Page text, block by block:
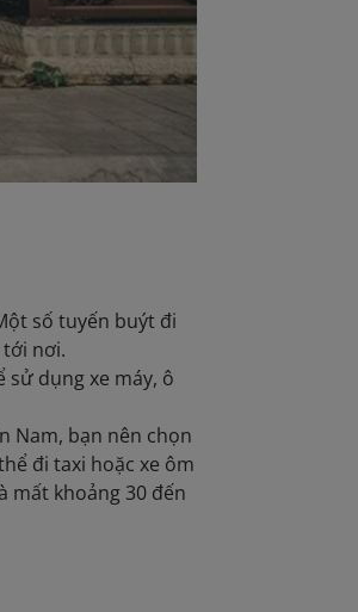
số tuyến buýt đi
nơi.
sử dụng xe máy, ô
Nam, bạn nên chọn
đi taxi hoặc xe ôm
mất khoảng 30 đến